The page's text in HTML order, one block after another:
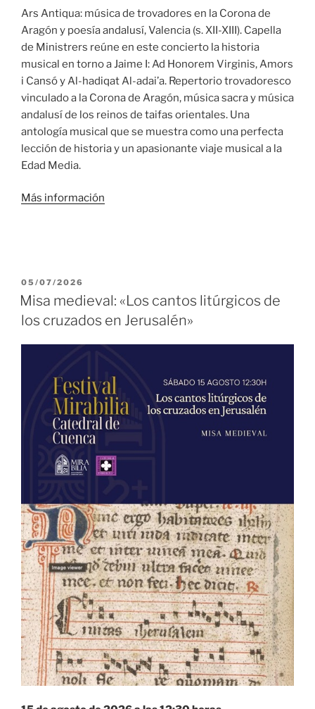
Ars Antiqua: música de trovadores en la Corona de
Aragón y poesía andalusí, Valencia (s. XII-XIII). Capella
de Ministrers reúne en este concierto la historia
musical en torno a Jaime I: Ad Honorem Virginis, Amors
i Cansó y Al-hadiqat Al-adai’a. Repertorio trovadoresco
vinculado a la Corona de Aragón, música sacra y música
andalusí de los reinos de taifas orientales. Una
antología musical que se muestra como una perfecta
lección de historia y un apasionante viaje musical a la
Edad Media.
Más información
PUBLICADO
EL
05/07/2026
Misa medieval: «Los cantos litúrgicos de
los cruzados en Jerusalén»